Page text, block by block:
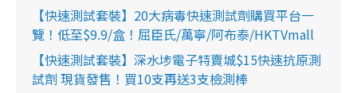
【快速測試套裝】20大病毒快速測試劑購買平台一
覽！低至$9.9/盒！屈臣氏/萬寧/阿布泰/HKTVmall
【快速測試套裝】深水埗電子特賣城$15快速抗原測
試劑 現貨發售！買10支再送3支檢測棒